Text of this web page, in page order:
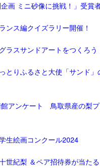
企画 ミニ砂像に挑戦！」受賞
ンス編クイズラリー開催！
ラスサンドアートをつくろう
とりふるさと大使「サンド
館アンケート 鳥取県産の梨
生絵画コンクール2024
世紀梨 ＆ペア招待券が当た